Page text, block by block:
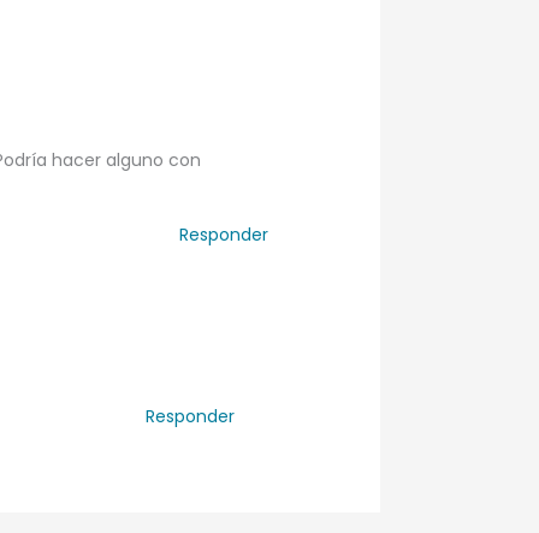
hacer alguno con
Responder
Responder